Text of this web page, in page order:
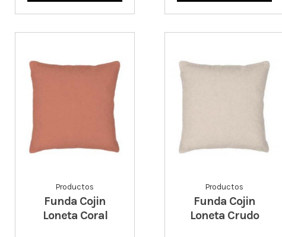
Productos
Funda Cojin
Loneta Coral
Productos
Funda Cojin
Loneta Crudo